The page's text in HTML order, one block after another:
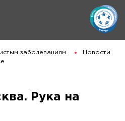
заболеваниям
Новости
Рука на